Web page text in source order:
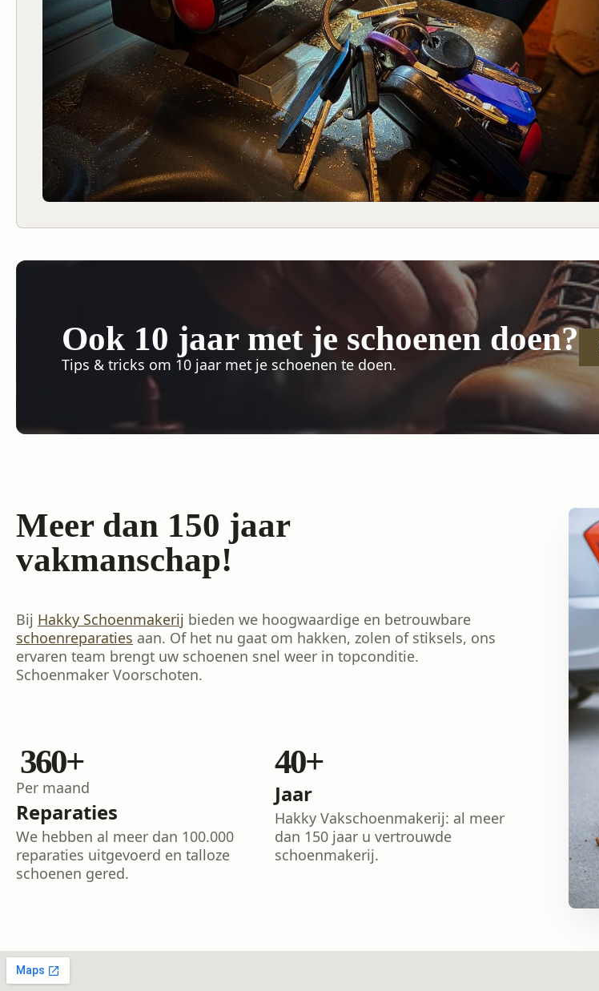
Ook 10 jaar met je schoenen doen?
Tips & tricks om 10 jaar met je schoenen te doen.
Meer dan 150 jaar
vakmanschap!
Bij Hakky Schoenmakerij bieden we hoogwaardige en betrouwbare
schoenreparaties aan. Of het nu gaat om hakken, zolen of stiksels, ons
ervaren team brengt uw schoenen snel weer in topconditie.
Schoenmaker Voorschoten.
624+
Per maand
Reparaties
We hebben al meer dan 100.000
reparaties uitgevoerd en talloze
schoenen gered.
77+
Jaar
Hakky Vakschoenmakerij: al meer
dan 150 jaar u vertrouwde
schoenmakerij.